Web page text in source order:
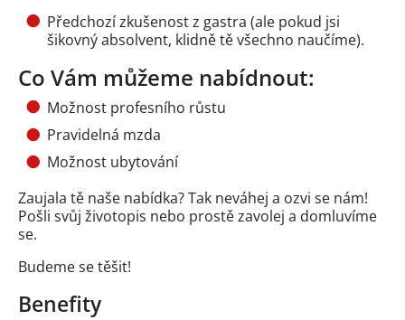
Předchozí zkušenost z gastra (ale pokud jsi
šikovný absolvent, klidně tě všechno naučíme).
Co Vám můžeme nabídnout:
Možnost profesního růstu
Pravidelná mzda
Možnost ubytování
Zaujala tě naše nabídka? Tak neváhej a ozvi se nám!
Pošli svůj životopis nebo prostě zavolej a domluvíme
se.
Budeme se těšit!
Benefity